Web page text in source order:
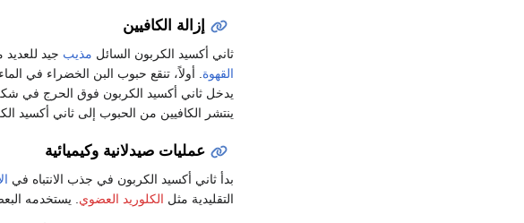
إزالة الكافيين
ثاني أكسيد الكربون السائل مذيب جيد
القهوة
ينتشر الكافيين من الحبوب إلى ثاني أكسيد
عمليات صيدلانية وكيميائية
بدأ ثاني أكسيد الكربون في جذب الانتباه في
التقليدية مثل الكلوريد العضوي. يستخدمه